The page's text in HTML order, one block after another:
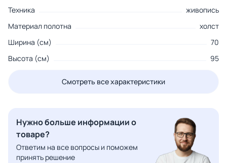
Техника
живопись
Материал полотна
холст
Ширина (см)
70
Высота (см)
95
Смотреть все характеристики
Нужно больше информации о
товаре?
Ответим на все вопросы и поможем
принять решение